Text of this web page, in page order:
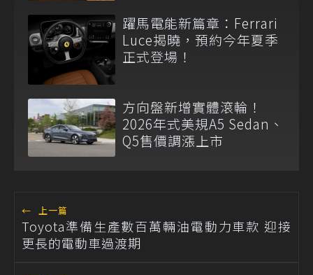
躍馬電能新篇章：Ferrari
Luce揭曉，預約今年夏季
正式登場！
方向盤新增實體滾輪！
2026年式美規A5 Sedan、
Q5售價調漲上市
← 上一篇
Toyota準備生產數百萬輛油電動力車款 迎接
更長的電動車過渡期